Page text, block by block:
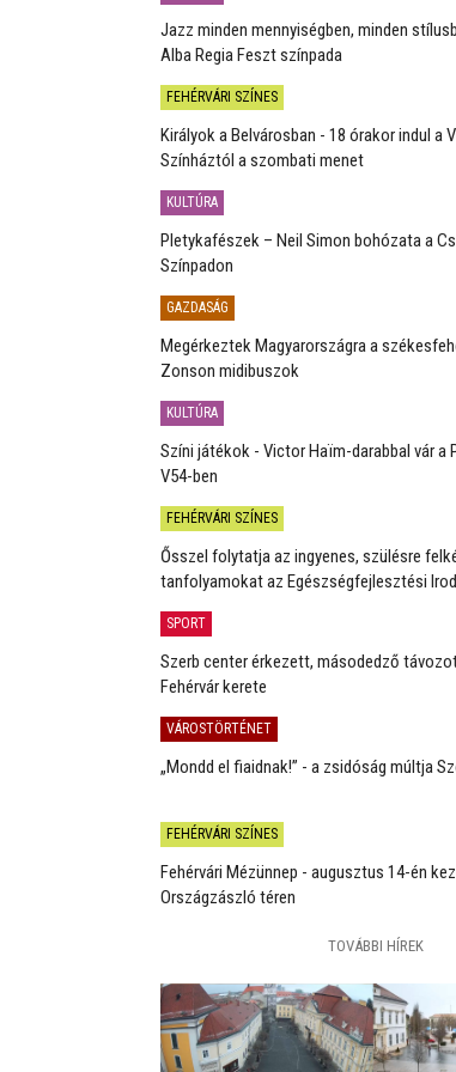
Jazz minden mennyiségben, minden
Alba Regia Feszt színpada
FEHÉRVÁRI SZÍNES
Királyok a Belvárosban - 18 órakor indul a
Színháztól a szombati menet
KULTÚRA
Pletykafészek – Neil Simon bohózata a
Színpadon
GAZDASÁG
Megérkeztek Magyarországra a
Zonson midibuszok
KULTÚRA
Színi játékok - Victor Haïm-darabbal vár a
V54-ben
FEHÉRVÁRI SZÍNES
Ősszel folytatja az ingyenes, szülésre
tanfolyamokat az Egészségfejlesztési
SPORT
Szerb center érkezett, másodedző
Fehérvár kerete
VÁROSTÖRTÉNET
„Mondd el fiaidnak!” - a zsidóság múltja
FEHÉRVÁRI SZÍNES
Fehérvári Mézünnep - augusztus 14-én
Országzászló téren
TOVÁBBI HÍREK